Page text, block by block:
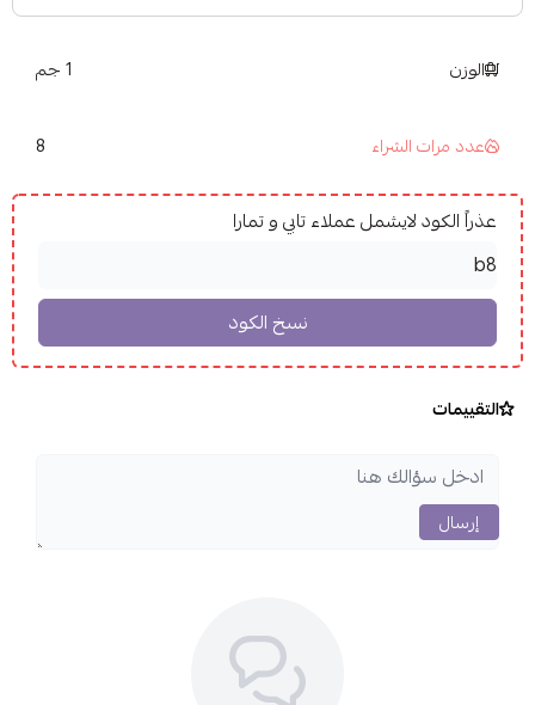
الوزن 1 جم
عدد مرات الشراء 8
عذراً الكود لايشمل عملاء تابي و تمارا
التقييمات
إرسال